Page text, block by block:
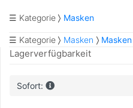
☰ Kategorie Masken
☰ Kategorie Masken Masken
Lagerverfügbarkeit
Sofort: